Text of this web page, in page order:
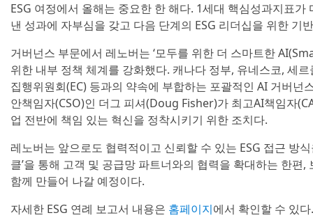
ESG 여정에서 올해는 중요한 한 해다. 1세대 핵심성과지표
낸 성과에 자부심을 갖고 다음 단계의 ESG 리더십을 위한 기
거버넌스 부문에서 레노버는 ‘모두를 위한 더 스마트한
위한 내부 정책 체계를 강화했다. 캐나다 정부, 유네스코, 세
집행위원회(EC) 등과의 약속에 부합하는 포괄적인 AI 거버넌
안책임자(CSO)인 더그 피셔(Doug Fisher)가 최고AI책임자
업 전반에 책임 있는 혁신을 정착시키기 위한 조치다.
레노버는 앞으로도 협력적이고 신뢰할 수 있는 ESG 접근 방
클’을 통해 고객 및 공급망 파트너와의 협력을 확대하는 한편
함께 만들어 나갈 예정이다.
자세한 ESG 연례 보고서 내용은 홈페이지에서 확인할 수 있다.